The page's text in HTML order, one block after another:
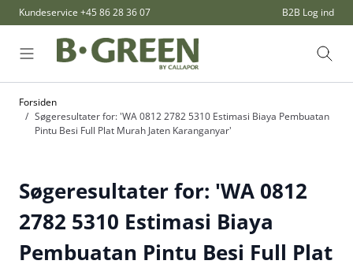
Skip to Content
Kundeservice +45 86 28 36 07 B2B Log ind
Søg
Forsiden
/ Søgeresultater for: 'WA 0812 2782 5310 Estimasi Biaya Pembuatan
Pintu Besi Full Plat Murah Jaten Karanganyar'
Søgeresultater for: 'WA 0812
2782 5310 Estimasi Biaya
Pembuatan Pintu Besi Full Plat